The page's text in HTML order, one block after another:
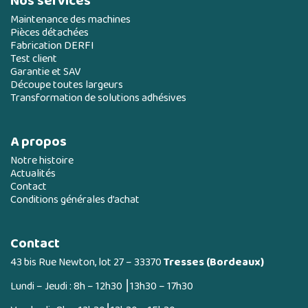
Maintenance des machines
Pièces détachées
Fabrication DERFI
Test client
Garantie et SAV
Découpe toutes largeurs
Transformation de solutions adhésives
A propos
Notre histoire
Actualités
Contact
Conditions générales d’achat
Contact
43 bis Rue Newton, lot 27 – 33370Tresses (Bordeaux)
Lundi – Jeudi : 8h – 12h30 ⎮13h30 – 17h30